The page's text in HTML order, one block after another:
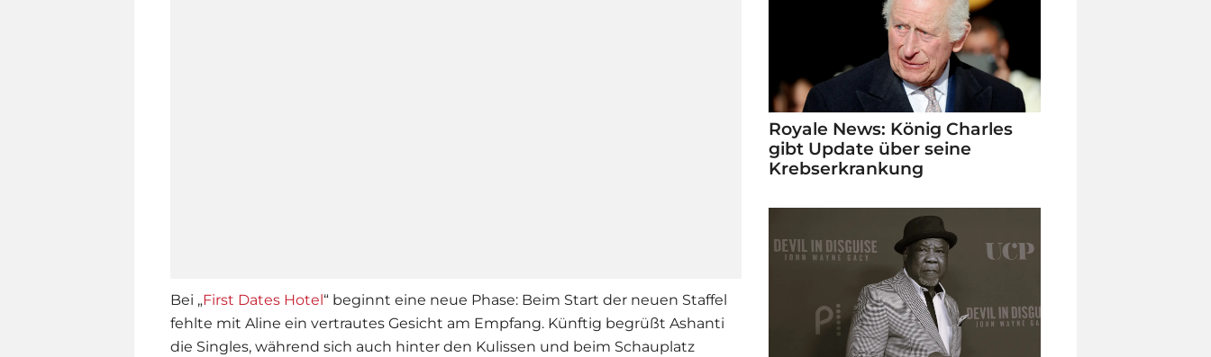
Bei „First Dates Hotel“ beginnt eine neue Phase: Beim Start der neuen Staffel
fehlte mit Aline ein vertrautes Gesicht am Empfang. Künftig begrüßt Ashanti
die Singles, während sich auch hinter den Kulissen und beim Schauplatz
Royale News: König Charles
gibt Update über seine
Krebserkrankung